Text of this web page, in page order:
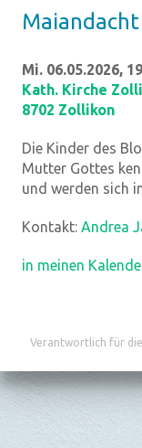
Mai­an­dacht
Mi. 06.05.2026,
Kath. Kirche
8702 Zollikon
Die Kinder des
Mutter Gottes
und werden sich
Kontakt: Andrea
in meinen
Verantwortlich für